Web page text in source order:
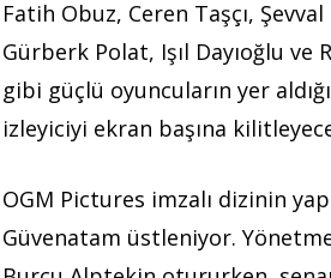
Fatih Obuz, Ceren Taşçı,
Gürberk Polat, Işıl Dayıoğlu ve
gibi güçlü oyuncuların yer
izleyiciyi ekran başına
OGM Pictures imzalı dizinin
Güvenatam üstleniyor.